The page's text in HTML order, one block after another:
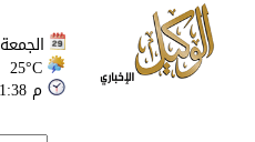
الجمعة 2026-08-07
25°C
11:38 م